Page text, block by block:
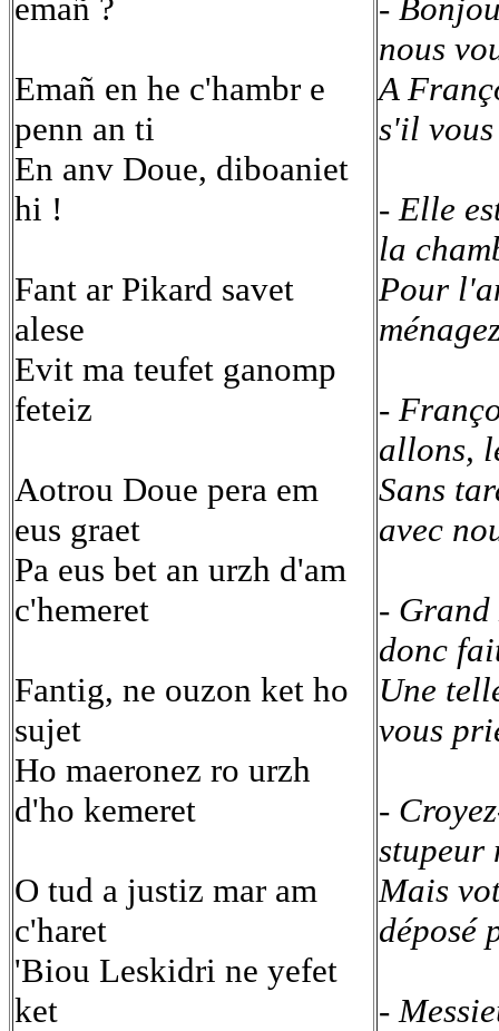
emañ ?
Emañ en he c'hambr e
penn an ti
En anv Doue, diboaniet
hi !
Fant ar Pikard savet
alese
Evit ma teufet ganomp
feteiz
Aotrou Doue pera em
eus graet
Pa eus bet an urzh d'am
c'hemeret
Fantig, ne ouzon ket ho
sujet
Ho maeronez ro urzh
d'ho kemeret
O tud a justiz mar am
c'haret
'Biou Leskidri ne yefet
ket
-
nous
A
s'il
- Elle
la
Pour
-
allons,
Sans
avec
-
donc
Une
vous
-
stupeur
Mais
déposé
-